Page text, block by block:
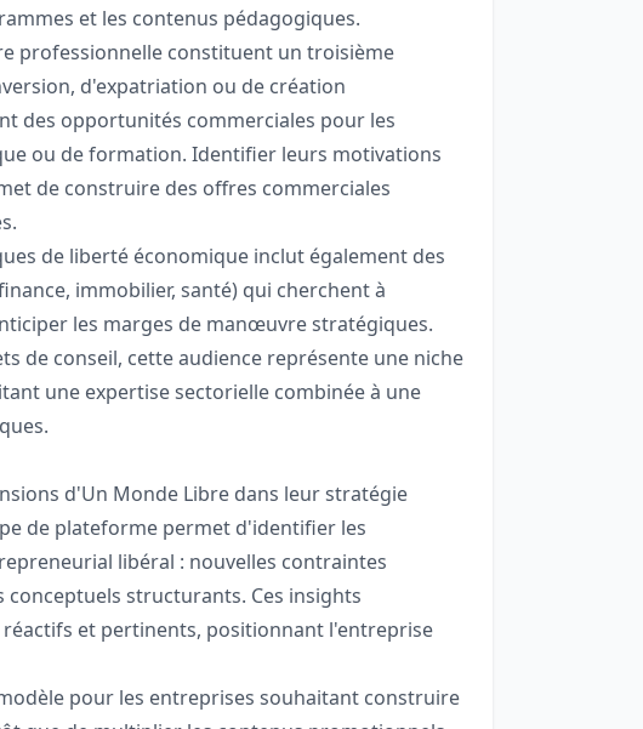
et les contenus pédagogiques.
professionnelle constituent un troisième
d'expatriation ou de création
des opportunités commerciales pour les
ou de formation. Identifier leurs motivations
de construire des offres commerciales
de liberté économique inclut également des
immobilier, santé) qui cherchent à
les marges de manœuvre stratégiques.
de conseil, cette audience représente une niche
une expertise sectorielle combinée à une
d'Un Monde Libre dans leur stratégie
de plateforme permet d'identifier les
libéral : nouvelles contraintes
structurants. Ces insights
et pertinents, positionnant l'entreprise
pour les entreprises souhaitant construire